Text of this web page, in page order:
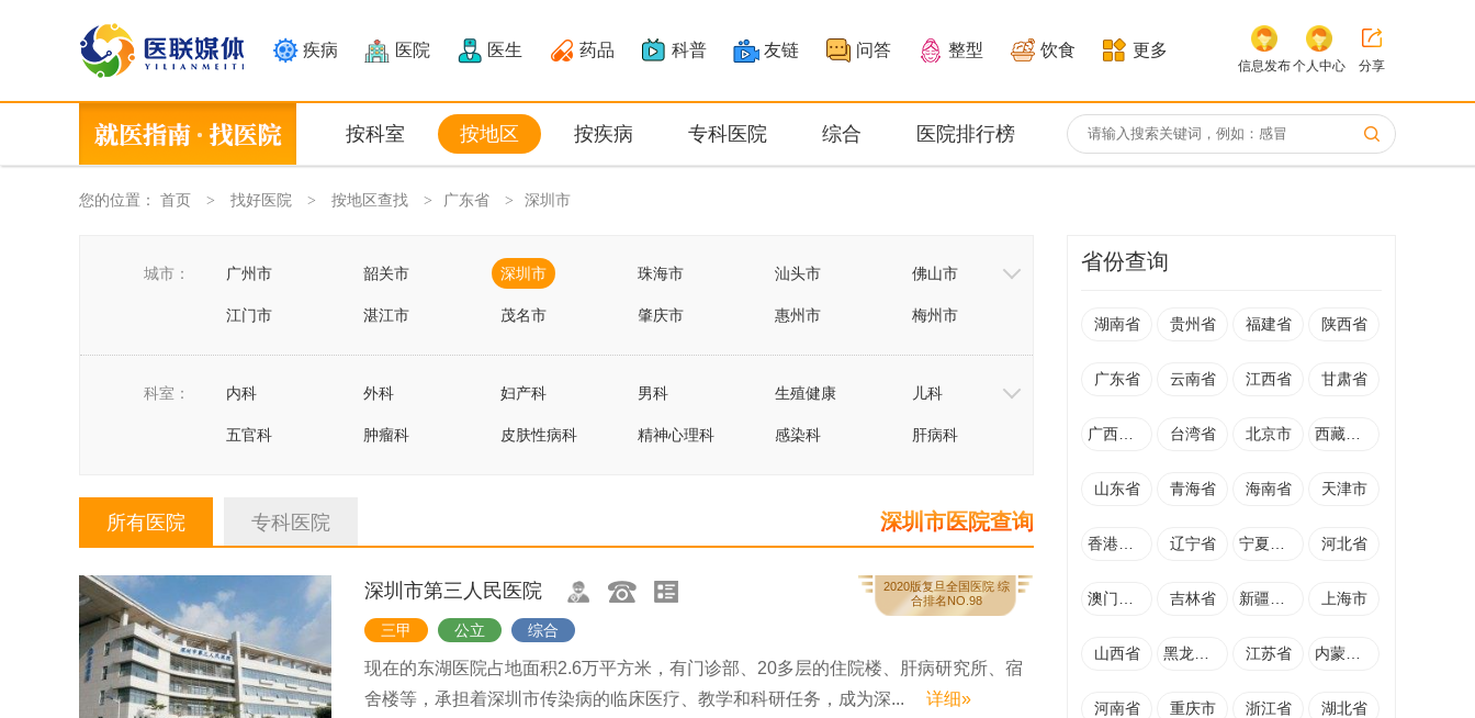
疾病 医院 医生 药品 科普 友链 问答 整型 饮食 更多
信息发布个人中心 分享
按科室 按地区 按疾病 专科医院 综合 医院排行榜
您的位置： 首页 > 找好医院 > 按地区查找 > 广东省 > 深圳市
城市： 广州市 韶关市 深圳市 珠海市 汕头市 佛山市
江门市 湛江市 茂名市 肇庆市 惠州市 梅州市
汕尾市 河源市 阳江市 清远市 东莞市 中山市
潮州市 揭阳市 云浮市
科室： 内科 外科 妇产科 男科 生殖健康 儿科
五官科 肿瘤科 皮肤性病科 精神心理科 感染科 肝病科
疼痛专科
所有医院 专科医院 深圳市医院查询
深圳市第三人民医院
三甲 公立 综合
现在的东湖医院占地面积2.6万平方米，有门诊部、20多层的住院楼、肝病研究所、宿
舍楼等，承担着深圳市传染病的临床医疗、教学和科研任务，成为深... 详细»
2020版复旦全国医院 综
合排名NO.98
省份查询
湖南省 贵州省 福建省 陕西省
广东省 云南省 江西省 甘肃省
台湾省 北京市
山东省 青海省 海南省 天津市
辽宁省 河北省
吉林省 上海市
山西省 江苏省
河南省 重庆市 浙江省 湖北省